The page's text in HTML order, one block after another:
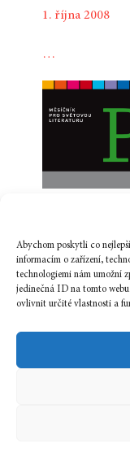
Abychom poskytli co
informacím o zařízení,
technologiemi nám umožní
jedinečná ID na tomto
ovlivnit určité vlastnosti a
1. října 2008
…